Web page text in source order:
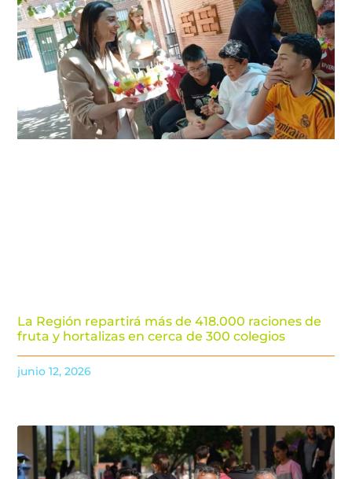
La Región repartirá más de 418.000 raciones de
fruta y hortalizas en cerca de 300 colegios
junio 12, 2026